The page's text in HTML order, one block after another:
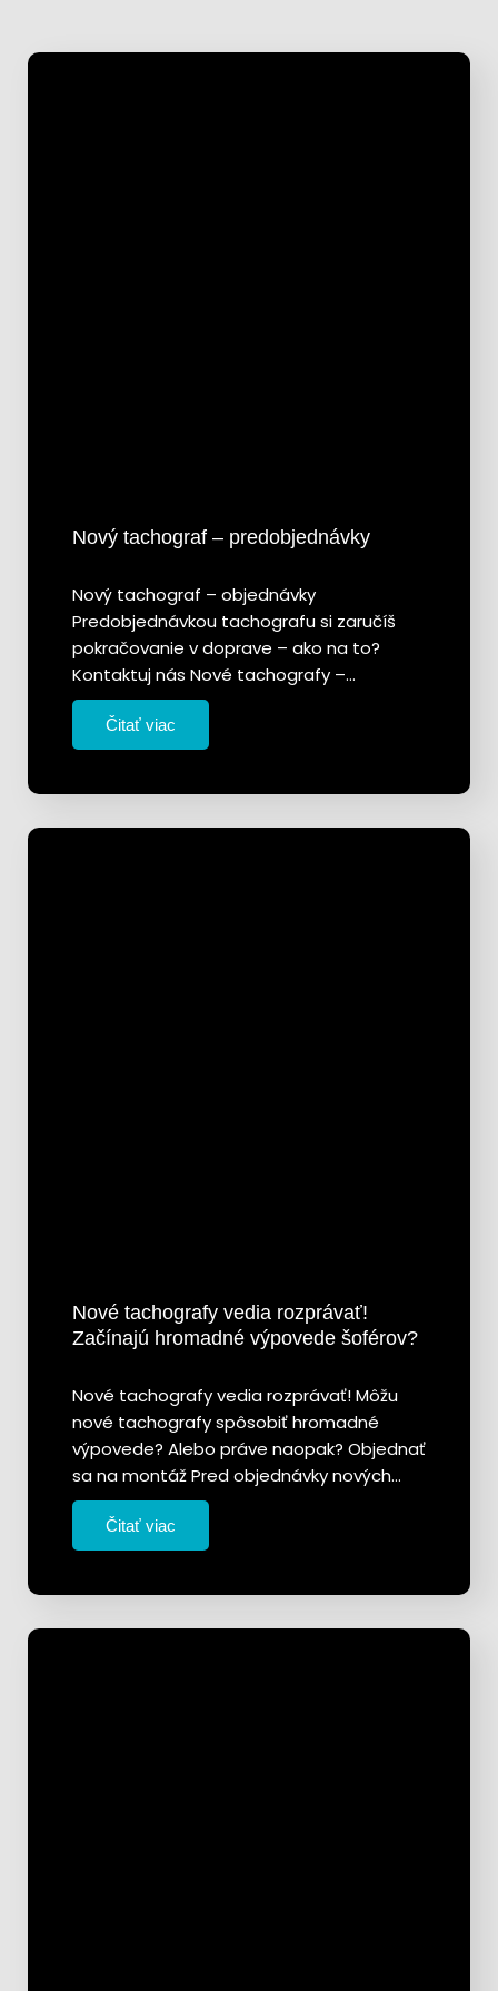
Nový tachograf – predobjednávky
Nový tachograf – objednávky
Predobjednávkou tachografu si zaručíš
pokračovanie v doprave – ako na to?
Kontaktuj nás Nové tachografy –…
Čitať viac
Nové tachografy vedia rozprávať!
Začínajú hromadné výpovede šoférov?
Nové tachografy vedia rozprávať! Môžu
nové tachografy spôsobiť hromadné
výpovede? Alebo práve naopak? Objednať
sa na montáž Pred objednávky nových…
Čitať viac